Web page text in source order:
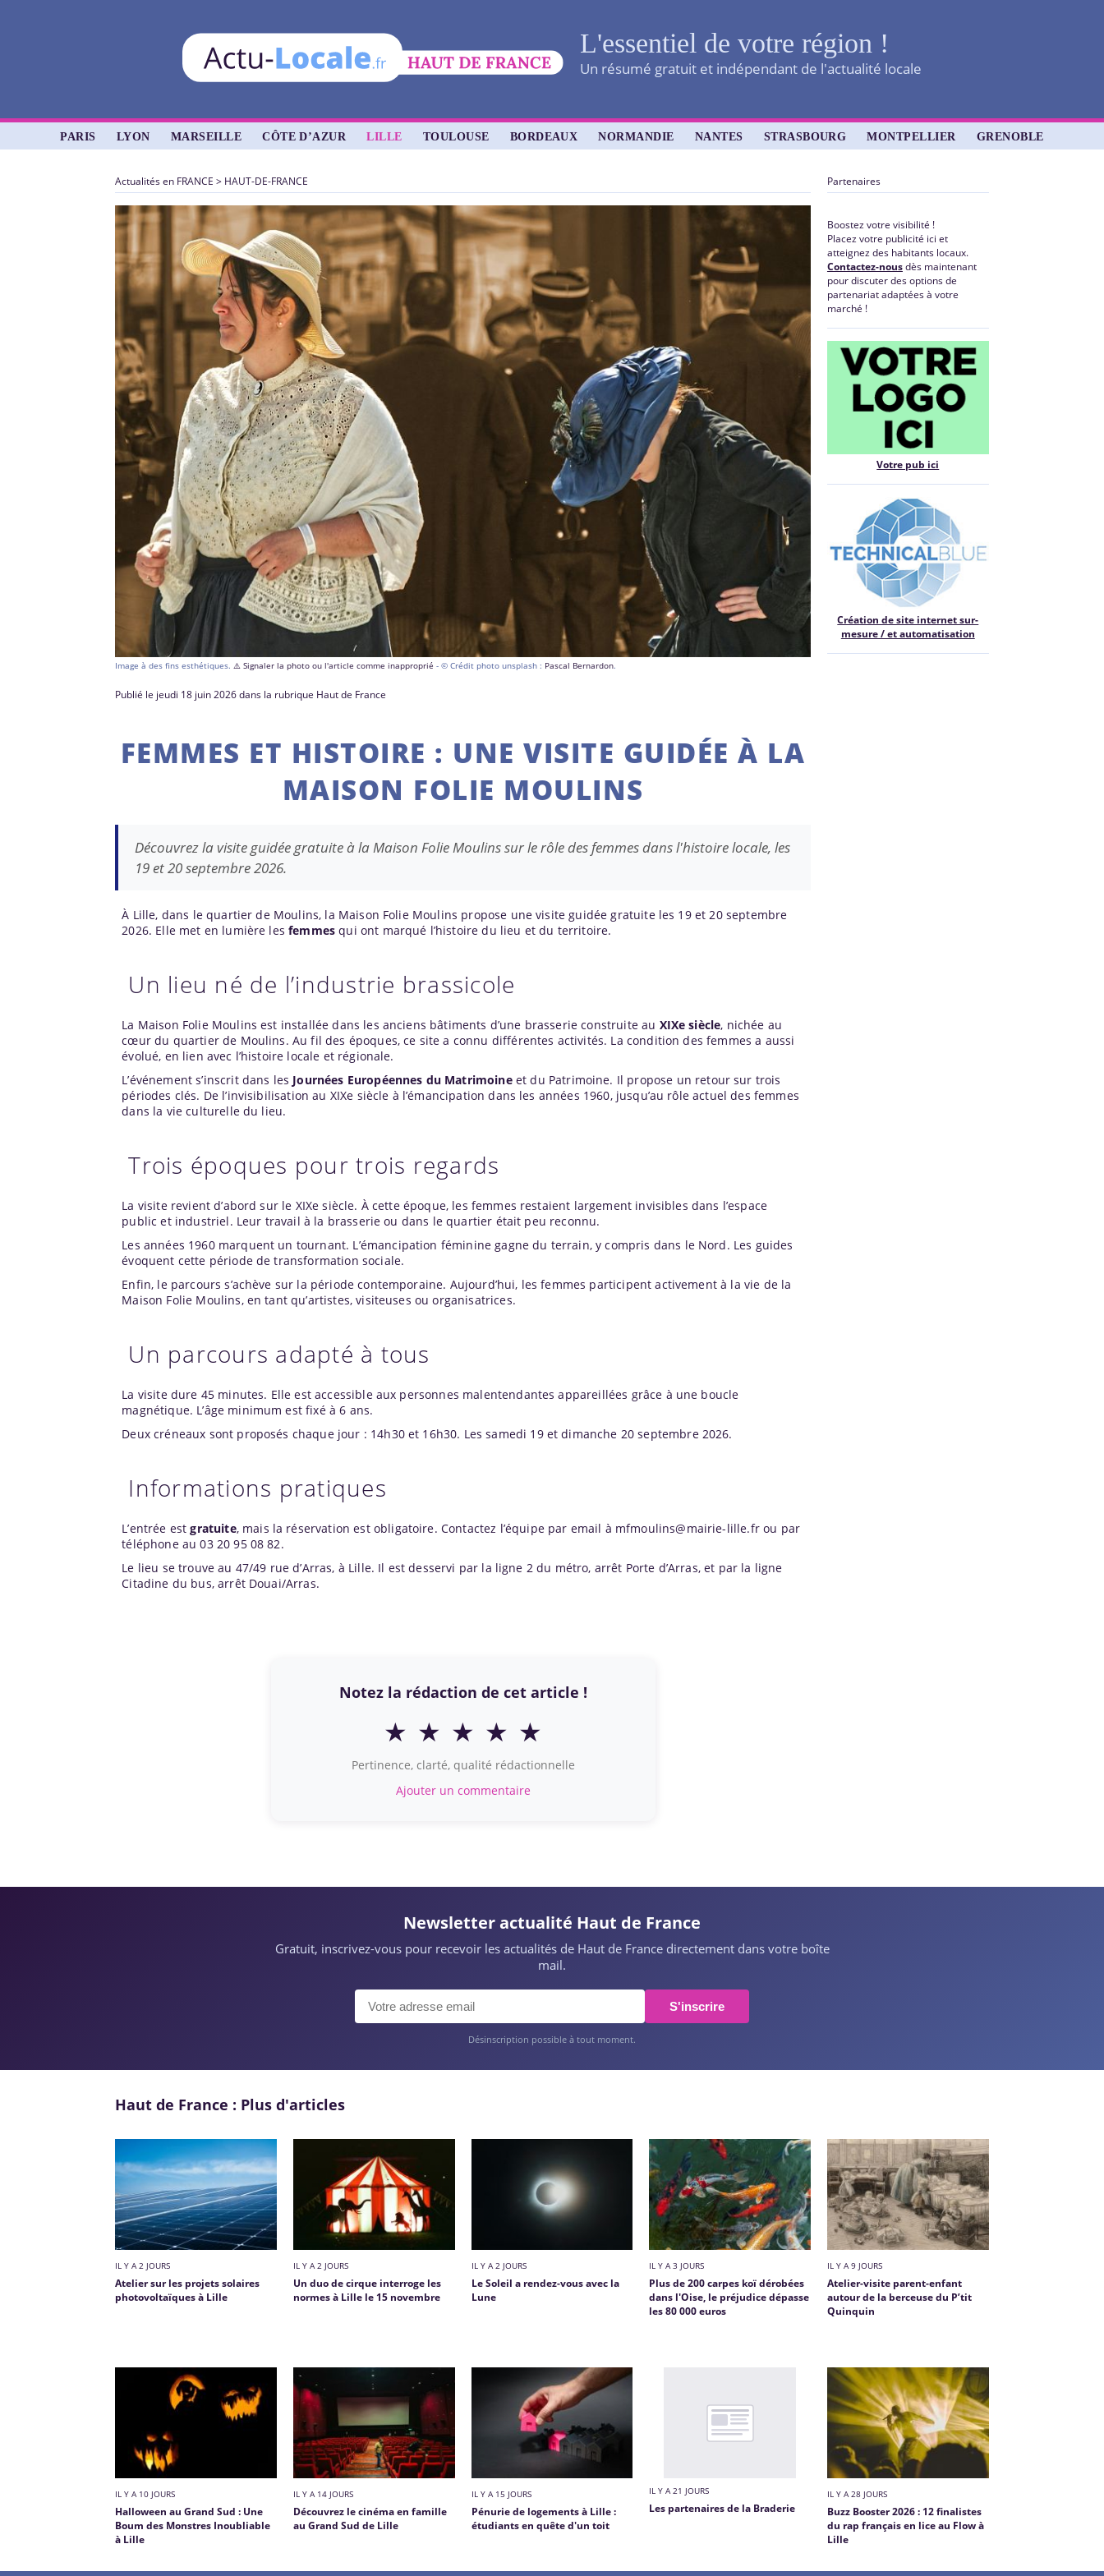
L'essentiel de votre région !
Un résumé gratuit et indépendant de l'actualité locale
PARIS LYON MARSEILLE CÔTE D’AZUR LILLE TOULOUSE BORDEAUX NORMANDIE NANTES STRASBOURG MONTPELLIER GRENOBLE
Actualités en FRANCE > HAUT-DE-FRANCE
Image à des fins esthétiques.⚠️ Signaler la photo ou l'article comme inapproprié - © Crédit photo unsplash : Pascal Bernardon.
Publié le jeudi 18 juin 2026 dans la rubrique Haut de France
FEMMES ET HISTOIRE : UNE VISITE GUIDÉE À LA
MAISON FOLIE MOULINS
Découvrez la visite guidée gratuite à la Maison Folie Moulins sur le rôle des femmes dans l'histoire locale, les
19 et 20 septembre 2026.
À Lille, dans le quartier de Moulins, la Maison Folie Moulins propose une visite guidée gratuite les 19 et 20 septembre
2026. Elle met en lumière lesfemmes qui ont marqué l’histoire du lieu et du territoire.
Un lieu né de l’industrie brassicole
La Maison Folie Moulins est installée dans les anciens bâtiments d’une brasserie construite au XIXe siècle, nichée au
cœur du quartier de Moulins. Au fil des époques, ce site a connu différentes activités. La condition des femmes a aussi
évolué, en lien avec l’histoire locale et régionale.
L’événement s’inscrit dans les Journées Européennes du Matrimoineet du Patrimoine. Il propose un retour sur trois
périodes clés. De l’invisibilisation au XIXe siècle à l’émancipation dans les années 1960, jusqu’au rôle actuel des femmes
dans la vie culturelle du lieu.
Trois époques pour trois regards
La visite revient d’abord sur le XIXe siècle. À cette époque, les femmes restaient largement invisibles dans l’espace
public et industriel. Leur travail à la brasserie ou dans le quartier était peu reconnu.
Les années 1960 marquent un tournant. L’émancipation féminine gagne du terrain, y compris dans le Nord. Les guides
évoquent cette période de transformation sociale.
Enfin, le parcours s’achève sur la période contemporaine. Aujourd’hui, les femmes participent activement à la vie de la
Maison Folie Moulins, en tant qu’artistes, visiteuses ou organisatrices.
Un parcours adapté à tous
La visite dure 45 minutes. Elle est accessible aux personnes malentendantes appareillées grâce à une boucle
magnétique. L’âge minimum est fixé à 6 ans.
Deux créneaux sont proposés chaque jour : 14h30 et 16h30. Les samedi 19 et dimanche 20 septembre 2026.
Informations pratiques
L’entrée estgratuite, mais la réservation est obligatoire. Contactez l’équipe par email à mfmoulins@mairie-lille.fr ou par
téléphone au 03 20 95 08 82.
Le lieu se trouve au 47/49 rue d’Arras, à Lille. Il est desservi par la ligne 2 du métro, arrêt Porte d’Arras, et par la ligne
Citadine du bus, arrêt Douai/Arras.
Notez la rédaction de cet article !
★ ★ ★ ★ ★
Pertinence, clarté, qualité rédactionnelle
Ajouter un commentaire
Partenaires
Boostez votre visibilité !
Placez votre publicité ici et
atteignez des habitants locaux.
Contactez-nousdès maintenant
pour discuter des options de
partenariat adaptées à votre
marché !
Votre pub ici
Création de site internet sur-
mesure / et automatisation
Newsletter actualité Haut de France
Gratuit, inscrivez-vous pour recevoir les actualités de Haut de France directement dans votre boîte
mail.
S'inscrire
Désinscription possible à tout moment.
Haut de France : Plus d'articles
IL Y A 2 JOURS
Atelier sur les projets solaires
photovoltaïques à Lille
IL Y A 2 JOURS
Un duo de cirque interroge les
normes à Lille le 15 novembre
IL Y A 2 JOURS
Le Soleil a rendez-vous avec la
Lune
IL Y A 3 JOURS
Plus de 200 carpes koï dérobées
dans l'Oise, le préjudice dépasse
les 80 000 euros
IL Y A 9 JOURS
Atelier-visite parent-enfant
autour de la berceuse du P’tit
Quinquin
IL Y A 10 JOURS
Halloween au Grand Sud : Une
Boum des Monstres Inoubliable
à Lille
IL Y A 14 JOURS
Découvrez le cinéma en famille
au Grand Sud de Lille
IL Y A 15 JOURS
Pénurie de logements à Lille :
étudiants en quête d'un toit
IL Y A 21 JOURS
Les partenaires de la Braderie
IL Y A 28 JOURS
Buzz Booster 2026 : 12 finalistes
du rap français en lice au Flow à
Lille